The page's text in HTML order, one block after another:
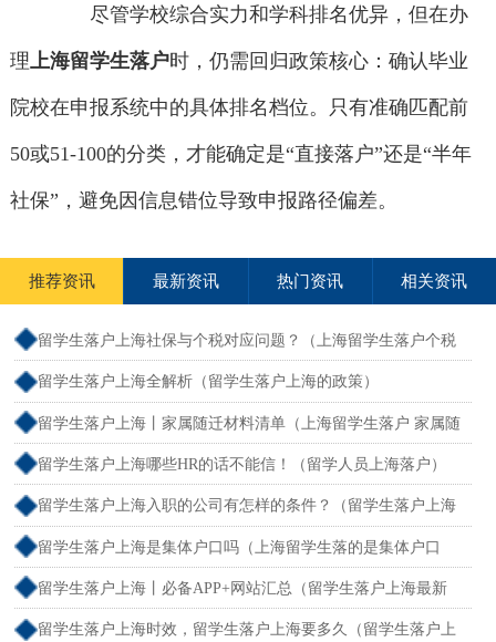
尽管学校综合实力和学科排名优异，但在办
理上海留学生落户时，仍需回归政策核心：确认毕业
院校在申报系统中的具体排名档位。只有准确匹配前
50或51-100的分类，才能确定是“直接落户”还是“半年
社保”，避免因信息错位导致申报路径偏差。
推荐资讯 最新资讯 热门资讯 相关资讯
留学生落户上海社保与个税对应问题？（上海留学生落户个税
和社保不一致）
留学生落户上海全解析（留学生落户上海的政策）
留学生落户上海丨家属随迁材料清单（上海留学生落户 家属随
迁）
留学生落户上海哪些HR的话不能信！（留学人员上海落户）
留学生落户上海入职的公司有怎样的条件？（留学生落户上海
单位要求）
留学生落户上海是集体户口吗（上海留学生落的是集体户口
么）
留学生落户上海丨必备APP+网站汇总（留学生落户上海最新
流程）
留学生落户上海时效，留学生落户上海要多久（留学生落户上